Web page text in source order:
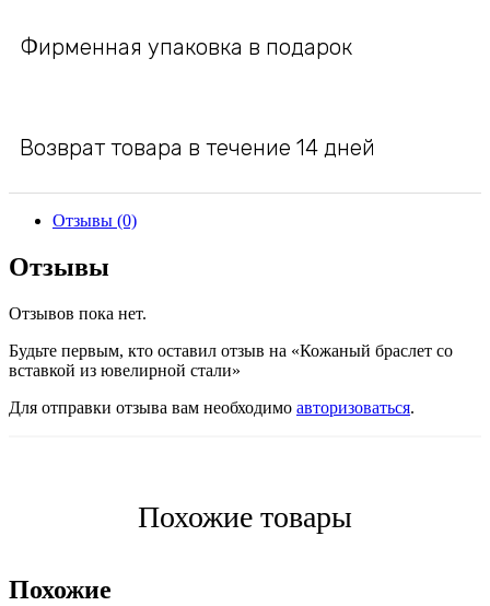
Фирменная упаковка в подарок
Возврат товара в течение 14 дней
Отзывы (0)
Отзывы
Отзывов пока нет.
Будьте первым, кто оставил отзыв на «Кожаный браслет со
вставкой из ювелирной стали»
Для отправки отзыва вам необходимо авторизоваться.
Похожие товары
Похожие